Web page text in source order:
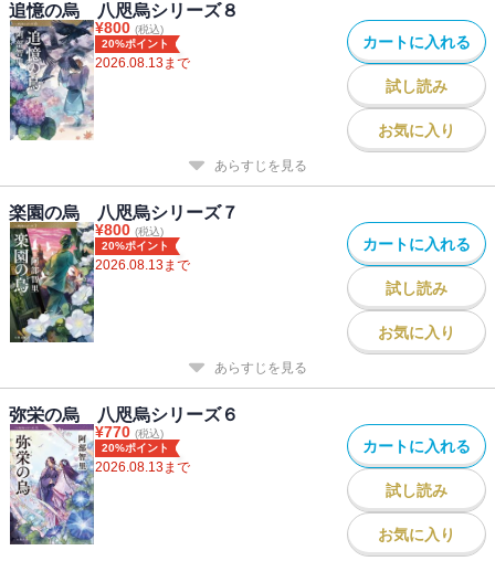
追憶の烏 八咫烏シリーズ８
¥800 (税込)
20%ポイント
2026.08.13まで
カートに入れる
試し読み
お気に入り
あらすじを見る
楽園の烏 八咫烏シリーズ７
¥800 (税込)
20%ポイント
2026.08.13まで
カートに入れる
試し読み
お気に入り
あらすじを見る
弥栄の烏 八咫烏シリーズ６
¥770 (税込)
20%ポイント
2026.08.13まで
カートに入れる
試し読み
お気に入り